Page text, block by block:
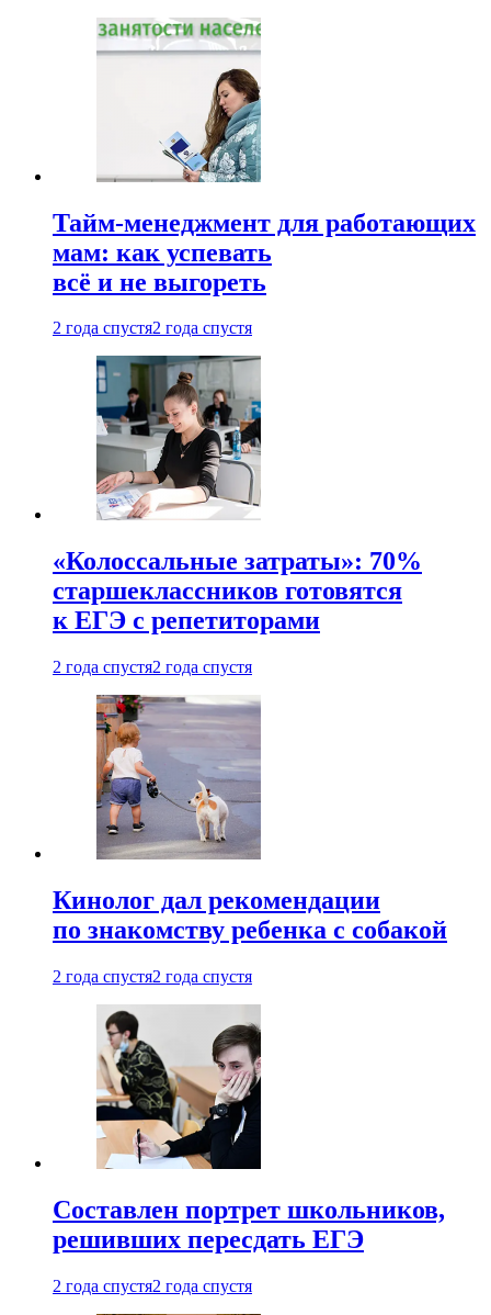
Тайм-менеджмент для работающих
мам: как успевать
всё и не выгореть
2 года спустя2 года спустя
«Колоссальные затраты»: 70%
старшеклассников готовятся
к ЕГЭ с репетиторами
2 года спустя2 года спустя
Кинолог дал рекомендации
по знакомству ребенка с собакой
2 года спустя2 года спустя
Составлен портрет школьников,
решивших пересдать ЕГЭ
2 года спустя2 года спустя